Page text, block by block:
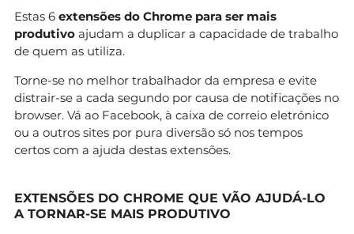
Estas 6 extensões do Chrome para ser mais
produtivo ajudam a duplicar a capacidade de trabalho
de quem as utiliza.
Torne-se no melhor trabalhador da empresa e evite
distrair-se a cada segundo por causa de notificações no
browser. Vá ao Facebook, à caixa de correio eletrónico
ou a outros sites por pura diversão só nos tempos
certos com a ajuda destas extensões.
EXTENSÕES DO CHROME QUE VÃO AJUDÁ-LO
A TORNAR-SE MAIS PRODUTIVO